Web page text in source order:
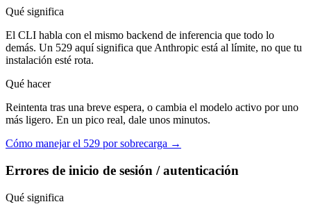
Qué significa
El CLI habla con el mismo backend de inferencia que todo lo
demás. Un 529 aquí significa que Anthropic está al límite, no que tu
instalación esté rota.
Qué hacer
Reintenta tras una breve espera, o cambia el modelo activo por uno
más ligero. En un pico real, dale unos minutos.
Cómo manejar el 529 por sobrecarga →
Errores de inicio de sesión / autenticación
Qué significa